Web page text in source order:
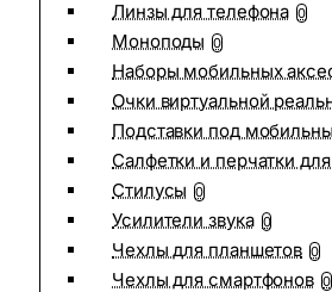
Линзы для телефона 0
Моноподы 0
Наборы мобильных
Очки виртуальной
Подставки под
Салфетки и перчатки
Стилусы 0
Усилители звука 0
Чехлы для планшетов 0
Чехлы для смартфонов 0